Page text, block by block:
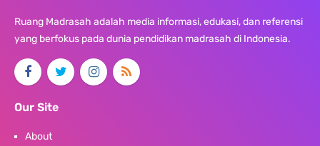
Ruang Madrasah adalah media informasi, edukasi, dan referensi
yang berfokus pada dunia pendidikan madrasah di Indonesia.
Our Site
About